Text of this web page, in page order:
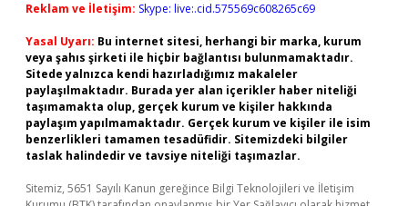
Reklam ve İletişim: Skype: live:.cid.575569c608265c69
Yasal Uyarı: Bu internet sitesi, herhangi bir marka, kurum
veya şahıs şirketi ile hiçbir bağlantısı bulunmamaktadır.
Sitede yalnızca kendi hazırladığımız makaleler
paylaşılmaktadır. Burada yer alan içerikler haber niteliği
taşımamakta olup, gerçek kurum ve kişiler hakkında
paylaşım yapılmamaktadır. Gerçek kurum ve kişiler ile isim
benzerlikleri tamamen tesadüfidir. Sitemizdeki bilgiler
taslak halindedir ve tavsiye niteliği taşımazlar.
Sitemiz, 5651 Sayılı Kanun gereğince Bilgi Teknolojileri ve İletişim